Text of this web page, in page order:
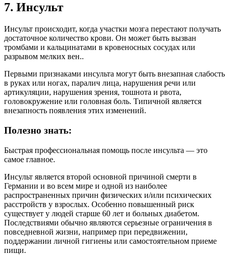
7. Инсульт
Инсульт происходит, когда участки мозга перестают получать
достаточное количество крови. Он может быть вызван
тромбами и кальцинатами в кровеносных сосудах или
разрывом мелких вен..
Первыми признаками инсульта могут быть внезапная слабость
в руках или ногах, паралич лица, нарушения речи или
артикуляции, нарушения зрения, тошнота и рвота,
головокружение или головная боль. Типичной является
внезапность появления этих изменений.
Полезно знать:
Быстрая профессиональная помощь после инсульта — это
самое главное.
Инсульт является второй основной причиной смерти в
Германии и во всем мире и одной из наиболее
распространенных причин физических и/или психических
расстройств у взрослых. Особенно повышенный риск
существует у людей старше 60 лет и больных диабетом.
Последствиями обычно являются серьезные ограничения в
повседневной жизни, например при передвижении,
поддержании личной гигиены или самостоятельном приеме
пищи.